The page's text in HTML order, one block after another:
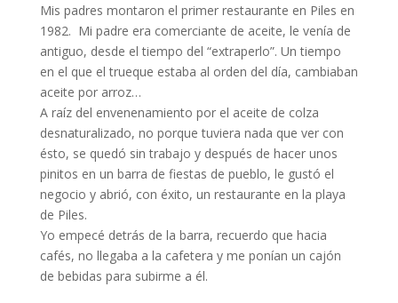
Mis padres montaron el primer restaurante en Piles en
1982. Mi padre era comerciante de aceite, le venía de
antiguo, desde el tiempo del “extraperlo”. Un tiempo
en el que el trueque estaba al orden del día, cambiaban
aceite por arroz…
A raíz del envenenamiento por el aceite de colza
desnaturalizado, no porque tuviera nada que ver con
ésto, se quedó sin trabajo y después de hacer unos
pinitos en un barra de fiestas de pueblo, le gustó el
negocio y abrió, con éxito, un restaurante en la playa
de Piles.
Yo empecé detrás de la barra, recuerdo que hacia
cafés, no llegaba a la cafetera y me ponían un cajón
de bebidas para subirme a él.